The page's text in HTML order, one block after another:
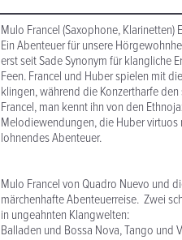
Mulo Francel (Saxophone, Klarinetten)
Ein Abenteuer für unsere
erst seit Sade Synonym für klangliche
Feen. Francel und Huber spielen mit
klingen, während die Konzertharfe
Francel, man kennt ihn von den
Melodiewendungen, die Huber virtuos
lohnendes Abenteuer.
Mulo Francel von Quadro Nuevo und
märchenhafte Abenteuerreise. Zwei
in ungeahnten Klangwelten:
Balladen und Bossa Nova, Tango und